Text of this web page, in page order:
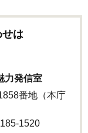
は
発信室
番地（本庁